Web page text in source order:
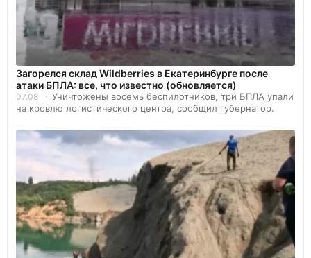
Загорелся склад Wildberries в Екатеринбурге после
атаки БПЛА: все, что известно (обновляется)
07.08
Уничтожены восемь беспилотников, три БПЛА упали
на кровлю логистического центра, сообщил губернатор.